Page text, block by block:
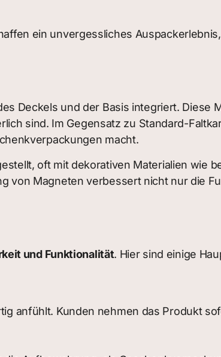
ein unvergessliches
Deckels und der Basis integriert. Diese
sind. Im Gegensatz zu Standard-
macht.
oft mit dekorativen Materialien wie
von Magneten verbessert nicht nur die
und Funktionalität. Hier sind einige
anfühlt. Kunden nehmen das Produkt